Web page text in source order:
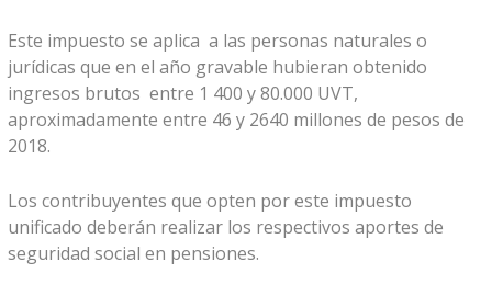
Este impuesto se aplica a las personas naturales o
jurídicas que en el año gravable hubieran obtenido
ingresos brutos entre 1 400 y 80.000 UVT,
aproximadamente entre 46 y 2640 millones de pesos de
2018.
Los contribuyentes que opten por este impuesto
unificado deberán realizar los respectivos aportes de
seguridad social en pensiones.